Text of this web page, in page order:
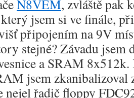
N8VEM, zvláště pak
jsem si ve finále,
připojením na 9V
stejné? Závadu jsem
a SRAM
jsem
řadič floppy